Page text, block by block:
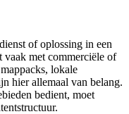
of oplossing in een
vaak met commerciële of
lokale
hier allemaal van belang.
bedient, moet